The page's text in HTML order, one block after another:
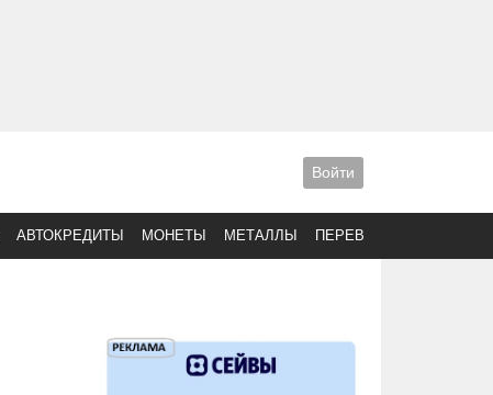
Войти
АВТОКРЕДИТЫ МОНЕТЫ МЕТАЛЛЫ ПЕРЕВОДЫ